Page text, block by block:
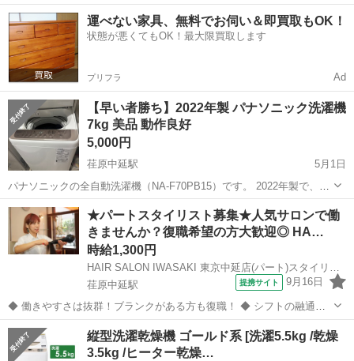
などありますが、ご了承くださる方のみお渡しします。 4階エレベー
ターなしのマンションです。 一緒に階段で運んでくださる方に限りま
すのでご了承ください。 引...
東京 品川区 荏原中延駅 生活家電 階段
運べない家具、無料でお伺い＆即買取もOK！
状態が悪くてもOK！最大限買取します
プリフラ Ad
【早い者勝ち】2022年製 パナソニック洗濯機
7kg 美品 動作良好
5,000円
荏原中延駅
5月1日
パナソニックの全自動洗濯機（NA-F70PB15）です。 2022年製で、ま
だ新しめのモデルです。 2023年は週2回程度の使用で、使用頻度もそ
こまで多くありません。 動作確認済みで問題なく使えます。 7kgなの
で一人暮...
東京 品川区 荏原中延駅 生活家電 パナソニック
★パートスタイリスト募集★人気サロンで働
きませんか？復職希望の方大歓迎◎ HA…
時給1,300円
荏原中延駅
提携サイト 9月16日
◆ 働きやすさは抜群！ブランクがある方も復職！ ◆ シフトの融通が
利くため、自分のライフスタイルに合わせて働けます◎ブランクのあ
る方も分かりやすいレッスンで技術に自身をつけてから安心してデビ
ューできます 働きやすさは抜群...
東京 品川区 荏原中延駅 美容師
縦型洗濯乾燥機 ゴールド系 [洗濯5.5kg /乾燥
3.5kg /ヒーター乾燥…